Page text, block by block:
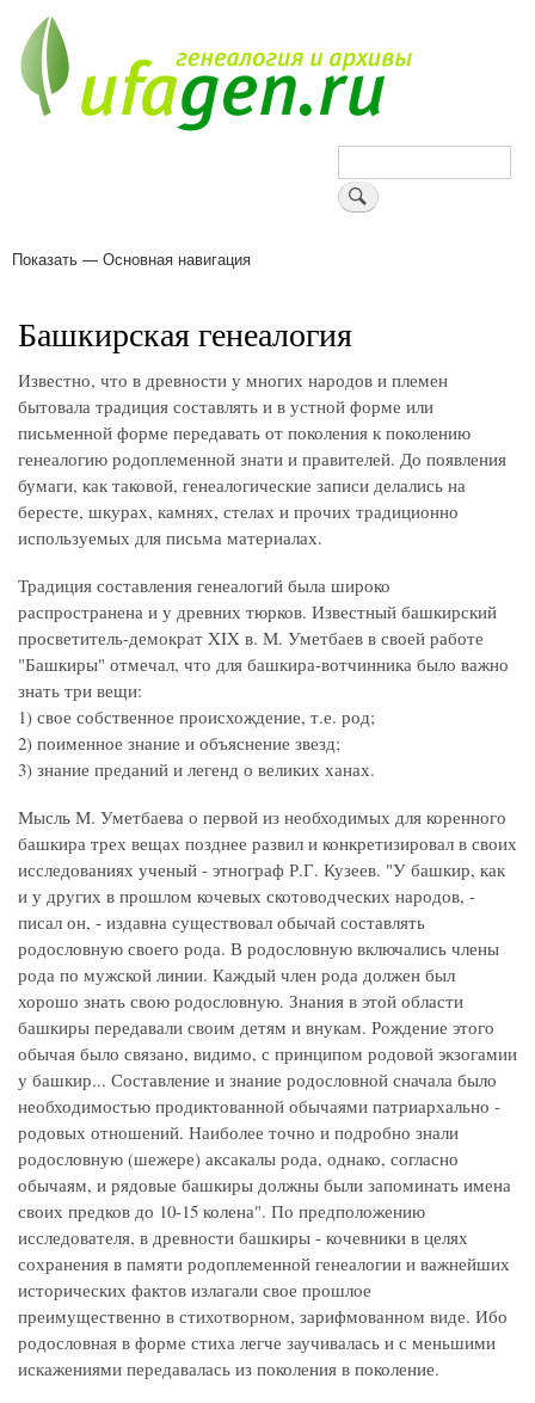
основному
содержанию
Поиск
Основная
Показать — Основная навигация
Башкирская генеалогия
Известно, что в древности у многих народов и племен
бытовала традиция составлять и в устной форме или
письменной форме передавать от поколения к поколению
генеалогию родоплеменной знати и правителей. До появления
бумаги, как таковой, генеалогические записи делались на
бересте, шкурах, камнях, стелах и прочих традиционно
используемых для письма материалах.
Традиция составления генеалогий была широко
распространена и у древних тюрков. Известный башкирский
просветитель-демократ XIX в. М. Уметбаев в своей работе
"Башкиры" отмечал, что для башкира-вотчинника было важно
знать три вещи:
1) свое собственное происхождение, т.е. род;
2) поименное знание и объяснение звезд;
3) знание преданий и легенд о великих ханах.
Мысль М. Уметбаева о первой из необходимых для коренного
башкира трех вещах позднее развил и конкретизировал в своих
исследованиях ученый - этнограф Р.Г. Кузеев. "У башкир, как
и у других в прошлом кочевых скотоводческих народов, -
писал он, - издавна существовал обычай составлять
родословную своего рода. В родословную включались члены
рода по мужской линии. Каждый член рода должен был
хорошо знать свою родословную. Знания в этой области
башкиры передавали своим детям и внукам. Рождение этого
обычая было связано, видимо, с принципом родовой экзогамии
у башкир... Составление и знание родословной сначала было
необходимостью продиктованной обычаями патриархально -
родовых отношений. Наиболее точно и подробно знали
родословную (шежере) аксакалы рода, однако, согласно
обычаям, и рядовые башкиры должны были запоминать имена
своих предков до 10-15 колена". По предположению
исследователя, в древности башкиры - кочевники в целях
сохранения в памяти родоплеменной генеалогии и важнейших
исторических фактов излагали свое прошлое
преимущественно в стихотворном, зарифмованном виде. Ибо
родословная в форме стиха легче заучивалась и с меньшими
искажениями передавалась из поколения в поколение.